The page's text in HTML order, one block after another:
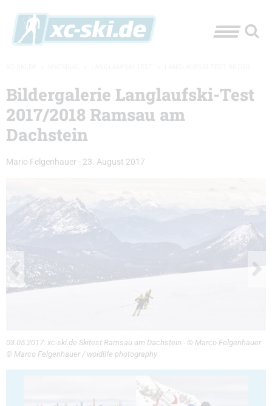
Bildergalerie Langlaufski-Test
2017/2018 Ramsau am
Dachstein
Mario Felgenhauer - 23. August 2017
03.05.2017: xc-ski.de Skitest Ramsau am Dachstein - © Marco Felgenhauer
© Marco Felgenhauer / woidlife photography